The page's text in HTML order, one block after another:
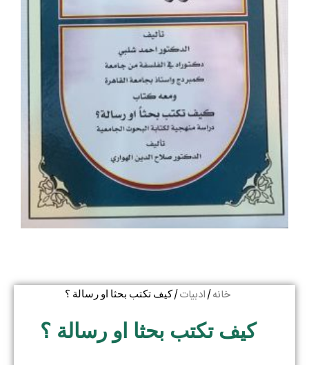
خانه/ ادبیات/ کیف تکتب بحثا او رسالة ؟
کیف تکتب بحثا او رسالة ؟